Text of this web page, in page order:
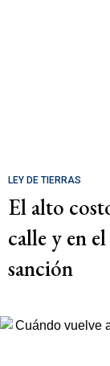
LEY DE TIERRAS
El alto
calle y en
sanción